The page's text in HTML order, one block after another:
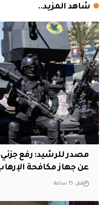
شاهد المزيد..
مصدر للرشيد: رفع جزئي
عن جهاز مكافحة
قبل 15 ساعة